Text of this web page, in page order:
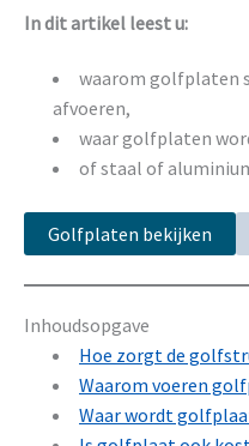
In dit artikel leest u:
waarom golfplaten
afvoeren,
waar golfplaten
of staal of
Golfplaten bekijken
Inhoudsopgave
Hoe zorgt de
Waarom voeren
Waar wordt